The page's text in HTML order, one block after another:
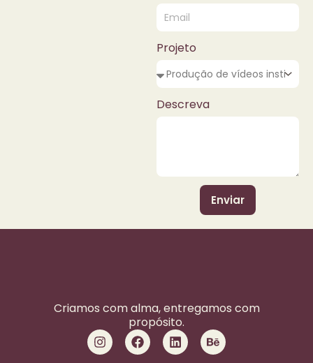
Projeto
Descreva
Enviar
Criamos com alma, entregamos com
propósito.
I
n
F
a
L
i
B
e